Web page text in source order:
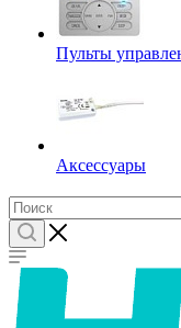
Пульты
Аксессуары